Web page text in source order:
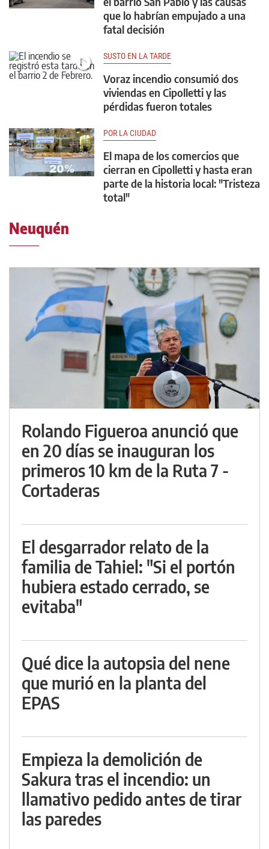
que lo habrían empujado a una
fatal decisión
SUSTO EN LA TARDE
Voraz incendio consumió dos
viviendas en Cipolletti y las
pérdidas fueron totales
POR LA CIUDAD
El mapa de los comercios que
cierran en Cipolletti y hasta eran
parte de la historia local: "Tristeza
total"
Neuquén
Rolando Figueroa anunció que
en 20 días se inauguran los
primeros 10 km de la Ruta 7 -
Cortaderas
El desgarrador relato de la
familia de Tahiel: "Si el portón
hubiera estado cerrado, se
evitaba"
Qué dice la autopsia del nene
que murió en la planta del
EPAS
Empieza la demolición de
Sakura tras el incendio: un
llamativo pedido antes de tirar
las paredes